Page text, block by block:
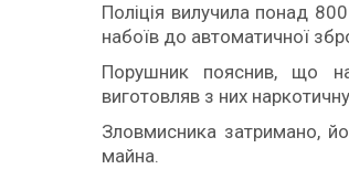
Поліція вилучила понад
набоїв до автоматичної
Порушник пояснив, що на
виготовляв з них
Зловмисника затримано,
майна.